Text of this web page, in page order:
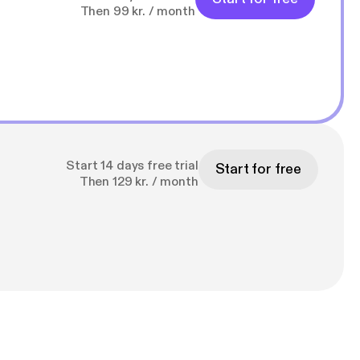
Then 99 kr. / month
Start 14 days free trial
Then 129 kr. / month
Start for free